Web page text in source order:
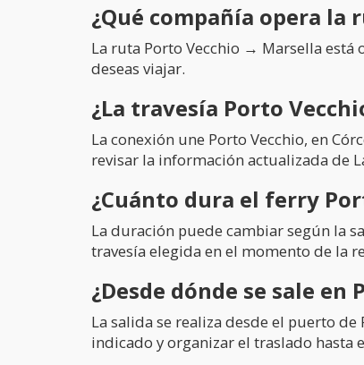
¿Qué compañía opera
La ruta Porto Vecchio → Marsella está
deseas viajar.
¿La travesía Porto
La conexión une Porto Vecchio, en
revisar la información actualizada de
¿Cuánto dura el ferry
La duración puede cambiar según la
travesía elegida en el momento de la
¿Desde dónde se sale en
La salida se realiza desde el puerto
indicado y organizar el traslado hasta